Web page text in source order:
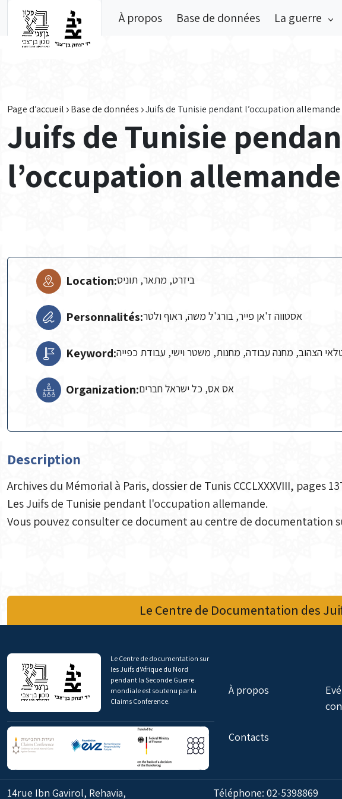
À propos Base de données La guerre
Page d’accueil Base de données Juifs de Tunisie pendant l’occupation allemande
Juifs de Tunisie
l’occupation allemande
Location:ביזרט, מתאר, תוניס
Personnalités:אסטווה ז'אן פייר, בורג'ל משה, ראוף ולטר
Keyword:הצהוב, מחנה עבודה, מחנות, משטר וישי, עבודת כפייה
Organization:אס אס, כל ישראל חברים
Description
Archives du Mémorial à Paris, dossier de Tunis CCCLXXXVIII, pages
Les Juifs de Tunisie pendant l'occupation allemande.
Vous pouvez consulter ce document au centre de documentation
Le Centre de Documentation des
Le Centre de documentation sur
les Juifs d'Afrique du Nord
pendant la Seconde Guerre
mondiale est soutenu par la
Claims Conference.
À propos
Contacts
14rue Ibn Gavirol, Rehavia, Téléphone:02-5398869